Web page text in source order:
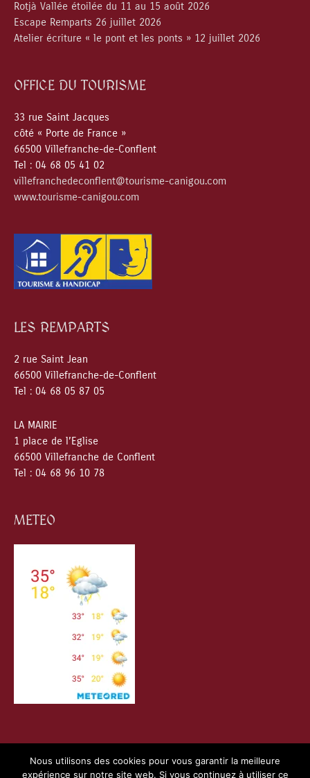
Rotjà Vallée étoilée du 11 au 15 août 2026
Escape Remparts 26 juillet 2026
Atelier écriture « le pont et les ponts » 12 juillet 2026
OFFICE DU TOURISME
33 rue Saint Jacques
côté « Porte de France »
66500 Villefranche-de-Conflent
Tel : 04 68 05 41 02
villefranchedeconflent@tourisme-canigou.com
www.tourisme-canigou.com
LES REMPARTS
2 rue Saint Jean
66500 Villefranche-de-Conflent
Tel : 04 68 05 87 05
LA MAIRIE
1 place de l’Eglise
66500 Villefranche de Conflent
Tel : 04 68 96 10 78
METEO
Nous utilisons des cookies pour vous garantir la meilleure
expérience sur notre site web. Si vous continuez à utiliser ce